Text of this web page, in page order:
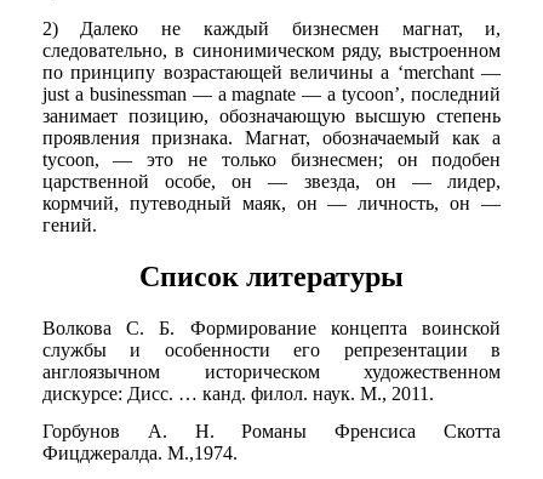
2) Далеко не каждый бизнесмен магнат, и,
следовательно, в синонимическом ряду, выстроенном
по принципу возрастающей величины a ‘merchant —
just a businessman — a magnate — a tycoon’, последний
занимает позицию, обозначающую высшую степень
проявления признака. Магнат, обозначаемый как a
tycoon, — это не только бизнесмен; он подобен
царственной особе, он — звезда, он — лидер,
кормчий, путеводный маяк, он — личность, он —
гений.
Список литературы
Волкова С. Б. Формирование концепта воинской
службы и особенности его репрезентации в
англоязычном историческом художественном
дискурсе: Дисс. … канд. филол. наук. М., 2011.
Горбунов А. Н. Романы Френсиса Скотта
Фицджералда. М.,1974.